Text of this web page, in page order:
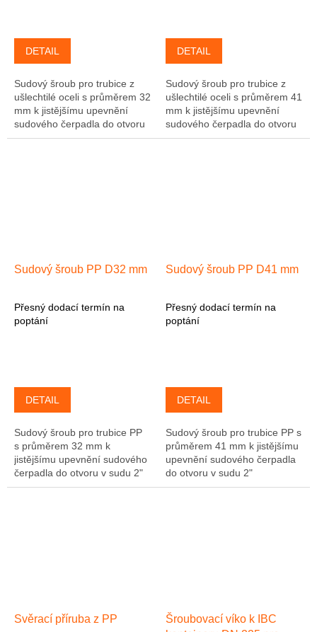
DETAIL
Sudový šroub pro trubice z
ušlechtilé oceli s průměrem 32
mm k jistějšímu upevnění
sudového čerpadla do otvoru
v sudu 2"
DETAIL
Sudový šroub pro trubice z
ušlechtilé oceli s průměrem 41
mm k jistějšímu upevnění
sudového čerpadla do otvoru
v sudu 2"
Sudový šroub PP D32 mm
Přesný dodací termín na
poptání
DETAIL
Sudový šroub pro trubice PP
s průměrem 32 mm k
jistějšímu upevnění sudového
čerpadla do otvoru v sudu 2"
Sudový šroub PP D41 mm
Přesný dodací termín na
poptání
DETAIL
Sudový šroub pro trubice PP s
průměrem 41 mm k jistějšímu
upevnění sudového čerpadla
do otvoru v sudu 2"
Svěrací příruba z PP
Šroubovací víko k IBC